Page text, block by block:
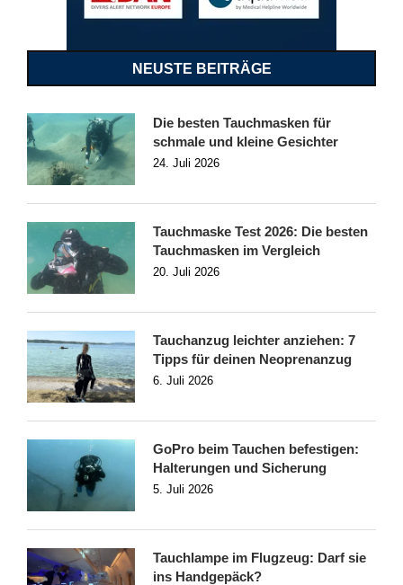
NEUSTE BEITRÄGE
Die besten Tauchmasken für
schmale und kleine Gesichter
24. Juli 2026
Tauchmaske Test 2026: Die besten
Tauchmasken im Vergleich
20. Juli 2026
Tauchanzug leichter anziehen: 7
Tipps für deinen Neoprenanzug
6. Juli 2026
GoPro beim Tauchen befestigen:
Halterungen und Sicherung
5. Juli 2026
Tauchlampe im Flugzeug: Darf sie
ins Handgepäck?